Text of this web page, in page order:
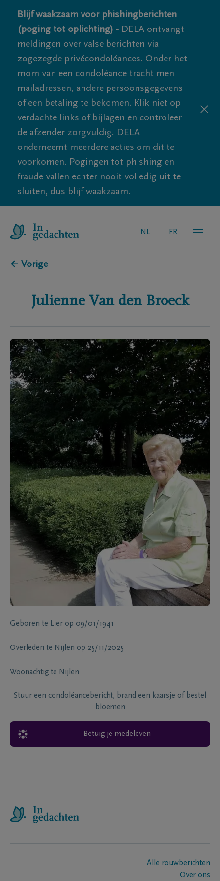
Blijf waakzaam voor phishingberichten
(poging tot oplichting) - DELA ontvangt
meldingen over valse berichten via
zogezegde privécondoléances. Onder het
mom van een condoléance tracht men
mailadressen, andere persoonsgegevens
of een betaling te bekomen. Klik niet op
verdachte links of bijlagen en controleer
de afzender zorgvuldig. DELA
onderneemt meerdere acties om dit te
voorkomen. Pogingen tot phishing en
fraude vallen echter nooit volledig uit te
sluiten, dus blijf waakzaam.
NL FR
← Vorige
Julienne Van den Broeck
Geboren te Lier op 09/01/1941
Overleden te Nijlen op 25/11/2025
Woonachtig te Nijlen
Stuur een condoléancebericht, brand een kaarsje of bestel
bloemen
Betuig je medeleven
Alle rouwberichten
Over ons